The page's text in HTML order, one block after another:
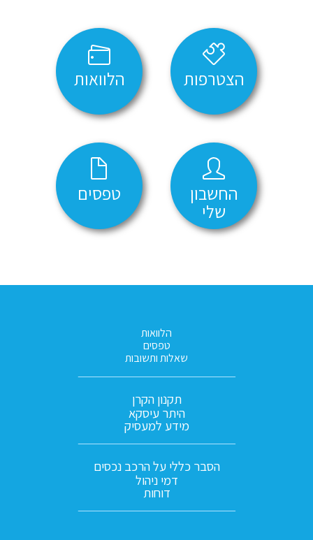
הצטרפות הלוואות
החשבון
שלי
טפסים
הלוואות
טפסים
שאלות ותשובות
תקנון הקרן
היתר עיסקא
מידע למעסיק
הסבר כללי על הרכב נכסים
דמי ניהול
דוחות